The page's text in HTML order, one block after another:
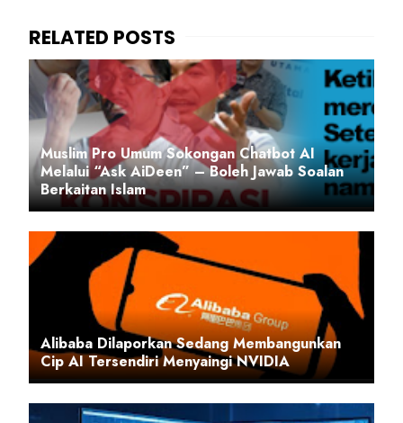
Muslim Pro Umum Sokongan Chatbot AI
Melalui “Ask AiDeen” – Boleh Jawab Soalan
Berkaitan Islam
Alibaba Dilaporkan Sedang Membangunkan
Cip AI Tersendiri Menyaingi NVIDIA